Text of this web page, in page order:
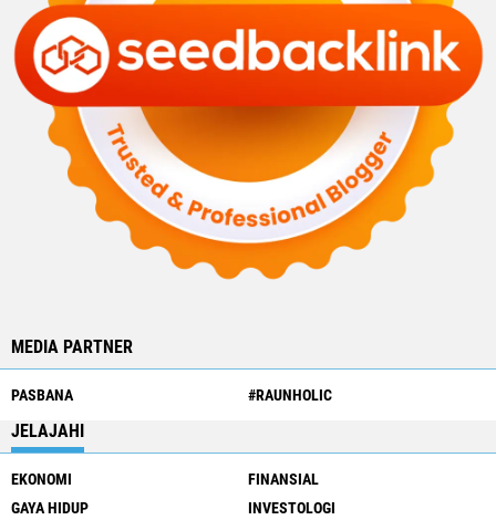
MEDIA PARTNER
PASBANA #RAUNHOLIC
JELAJAHI
EKONOMI
FINANSIAL
GAYA HIDUP
INVESTOLOGI